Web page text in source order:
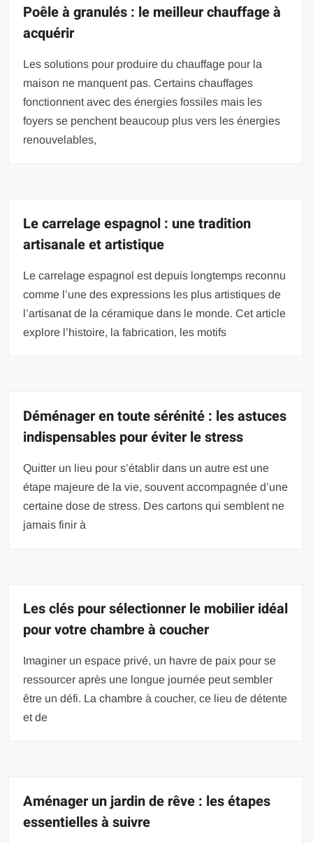
Poêle à granulés : le meilleur chauffage à
acquérir
Les solutions pour produire du chauffage pour la
maison ne manquent pas. Certains chauffages
fonctionnent avec des énergies fossiles mais les
foyers se penchent beaucoup plus vers les énergies
renouvelables,
Le carrelage espagnol : une tradition
artisanale et artistique
Le carrelage espagnol est depuis longtemps reconnu
comme l’une des expressions les plus artistiques de
l’artisanat de la céramique dans le monde. Cet article
explore l’histoire, la fabrication, les motifs
Déménager en toute sérénité : les astuces
indispensables pour éviter le stress
Quitter un lieu pour s’établir dans un autre est une
étape majeure de la vie, souvent accompagnée d’une
certaine dose de stress. Des cartons qui semblent ne
jamais finir à
Les clés pour sélectionner le mobilier idéal
pour votre chambre à coucher
Imaginer un espace privé, un havre de paix pour se
ressourcer après une longue journée peut sembler
être un défi. La chambre à coucher, ce lieu de détente
et de
Aménager un jardin de rêve : les étapes
essentielles à suivre